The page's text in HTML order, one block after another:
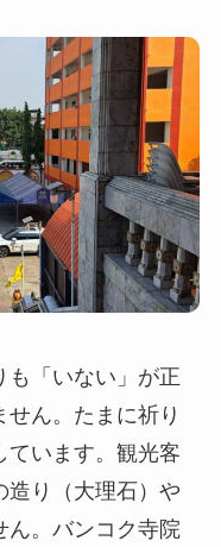
「いない」が正
ん。たまに祈り
ています。観光客
り（大理石）や
ん。バンコク寺院